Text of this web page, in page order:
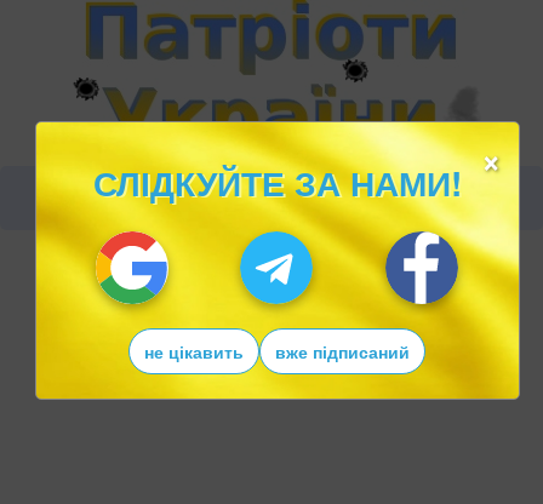
×
СЛІДКУЙТЕ ЗА НАМИ!
не цікавить вже підписаний